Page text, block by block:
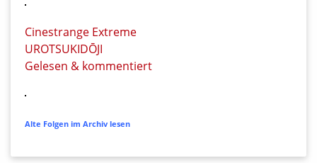
Cinestrange Extreme
UROTSUKIDŌJI
Gelesen & kommentiert
Alte Folgen im Archiv lesen